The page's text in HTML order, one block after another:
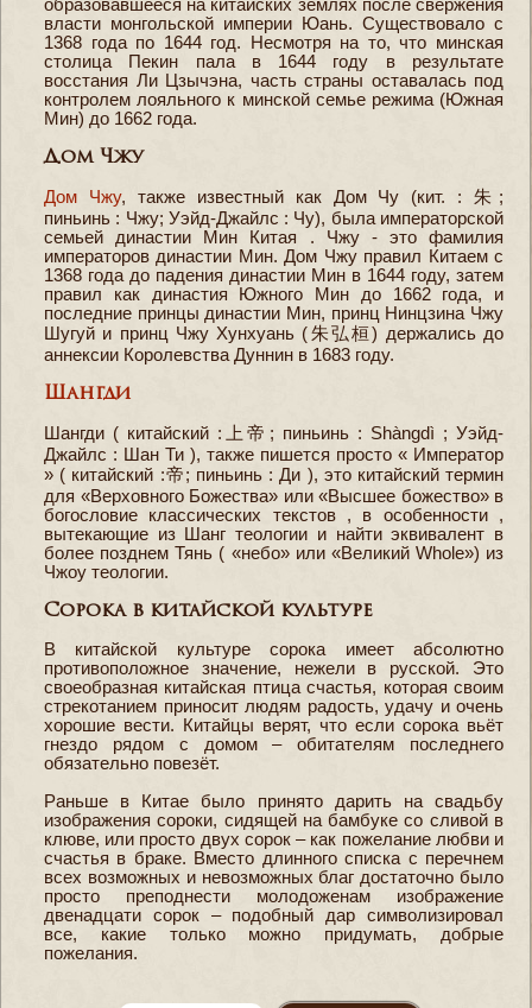
образовавшееся на китайских землях после свержения
власти монгольской империи Юань. Существовало с
1368 года по 1644 год. Несмотря на то, что минская
столица Пекин пала в 1644 году в результате
восстания Ли Цзычэна, часть страны оставалась под
контролем лояльного к минской семье режима (Южная
Мин) до 1662 года.
Дом Чжу
Дом Чжу, также известный как Дом Чу (кит. : 朱;
пиньинь : Чжу; Уэйд-Джайлс : Чу), была императорской
семьей династии Мин Китая . Чжу - это фамилия
императоров династии Мин. Дом Чжу правил Китаем с
1368 года до падения династии Мин в 1644 году, затем
правил как династия Южного Мин до 1662 года, и
последние принцы династии Мин, принц Нинцзина Чжу
Шугуй и принц Чжу Хунхуань (朱弘桓) держались до
аннексии Королевства Дуннин в 1683 году.
Шангди
Шангди ( китайский :上帝; пиньинь : Shàngdì ; Уэйд-
Джайлс : Шан Ти ), также пишется просто « Император
» ( китайский :帝; пиньинь : Ди ), это китайский термин
для «Верховного Божества» или «Высшее божество» в
богословие классических текстов , в особенности ,
вытекающие из Шанг теологии и найти эквивалент в
более позднем Тянь ( «небо» или «Великий Whole») из
Чжоу теологии.
Сорока в китайской культуре
В китайской культуре сорока имеет абсолютно
противоположное значение, нежели в русской. Это
своеобразная китайская птица счастья, которая своим
стрекотанием приносит людям радость, удачу и очень
хорошие вести. Китайцы верят, что если сорока вьёт
гнездо рядом с домом – обитателям последнего
обязательно повезёт.
Раньше в Китае было принято дарить на свадьбу
изображения сороки, сидящей на бамбуке со сливой в
клюве, или просто двух сорок – как пожелание любви и
счастья в браке. Вместо длинного списка с перечнем
всех возможных и невозможных благ достаточно было
просто преподнести молодоженам изображение
двенадцати сорок – подобный дар символизировал
все, какие только можно придумать, добрые
пожелания.